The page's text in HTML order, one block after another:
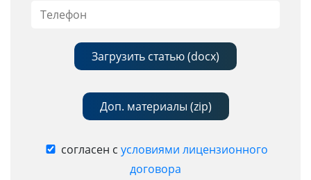
Загрузить статью (docx)
Доп. материалы (zip)
согласен с условиями лицензионного
договора